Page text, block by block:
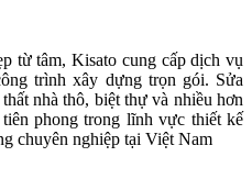
từ tâm, Kisato cung cấp dịch vụ
trình xây dựng trọn gói. Sửa
nhà thô, biệt thự và nhiều hơn
phong trong lĩnh vực thiết kế
chuyên nghiệp tại Việt Nam